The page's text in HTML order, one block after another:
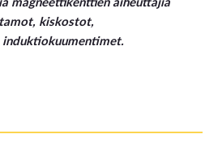
kiskostot,